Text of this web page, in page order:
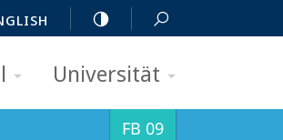
Universität
FB 09